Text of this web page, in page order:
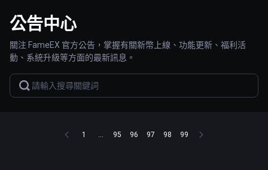
公告中心
關注 FameEX 官方公告，掌握有關新幣上線、功能更新、福利活
動、系統升級等方面的最新訊息。
1 ... 95 96 97 98 99